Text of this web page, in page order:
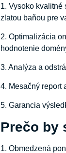
1. Vysoko kvalitné
zlatou baňou pre
2. Optimalizácia
hodnotenie
3. Analýza a
4. Mesačný report
5. Garancia
Prečo by
1. Obmedzená